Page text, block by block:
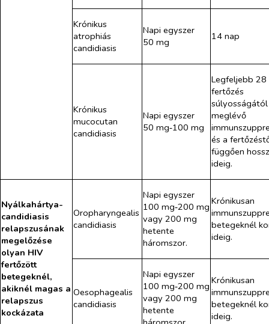
Krónikus
atrophiás
candidiasis
Napi egyszer
50 mg
14 nap
Krónikus
mucocutan
candidiasis
Napi egyszer
50 mg‑100 mg
Legfeljebb 28
fertőzés
meglévő
és a
függően
ideig.
Nyálkahártya-
candidiasis
relapszusának
megelőzése
olyan HIV
fertőzött
betegeknél,
akiknél magas a
relapszus
kockázata
Oropharyngealis
candidiasis
Napi egyszer
100 mg‑200 mg
vagy 200 mg
hetente
háromszor.
Krónikusan
betegeknél
ideig.
Oesophagealis
candidiasis
Napi egyszer
100 mg‑200 mg
vagy 200 mg
hetente
Krónikusan
betegeknél
ideig.